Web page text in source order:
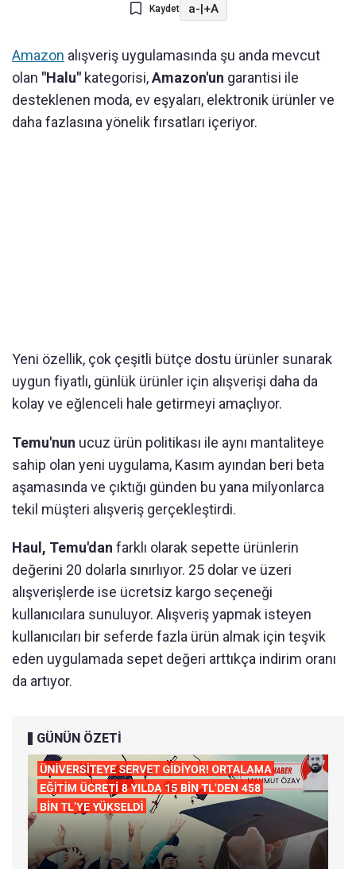
Kaydet a-|+A
Amazon alışveriş uygulamasında şu anda mevcut
olan "Halu" kategorisi,Amazon'un garantisi ile
desteklenen moda, ev eşyaları, elektronik ürünler ve
daha fazlasına yönelik fırsatları içeriyor.
Yeni özellik, çok çeşitli bütçe dostu ürünler sunarak
uygun fiyatlı, günlük ürünler için alışverişi daha da
kolay ve eğlenceli hale getirmeyi amaçlıyor.
Temu'nun ucuz ürün politikası ile aynı mantaliteye
sahip olan yeni uygulama, Kasım ayından beri beta
aşamasında ve çıktığı günden bu yana milyonlarca
tekil müşteri alışveriş gerçekleştirdi.
Haul, Temu'dan farklı olarak sepette ürünlerin
değerini 20 dolarla sınırlıyor. 25 dolar ve üzeri
alışverişlerde ise ücretsiz kargo seçeneği
kullanıcılara sunuluyor. Alışveriş yapmak isteyen
kullanıcıları bir seferde fazla ürün almak için teşvik
eden uygulamada sepet değeri arttıkça indirim oranı
da artıyor.
GÜNÜN ÖZETİ